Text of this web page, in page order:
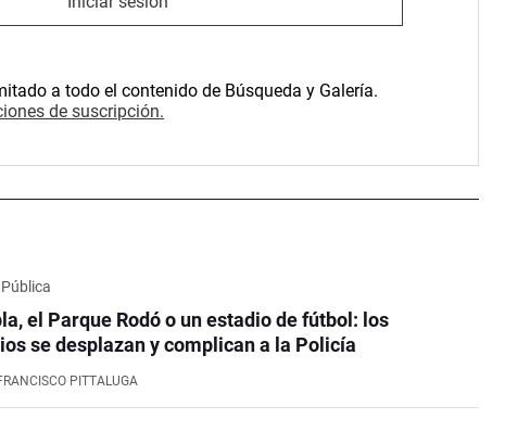
a todo el contenido de Búsqueda y Galería.
de suscripción.
el Parque Rodó o un estadio de fútbol: los
se desplazan y complican a la Policía
PITTALUGA